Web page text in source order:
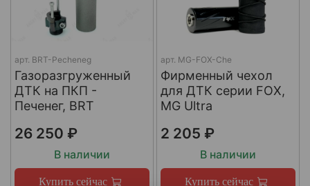
арт. BRT-Pecheneg
Газоразгруженный
ДТК на ПКП -
Печенег, BRT
26 250 ₽
В наличии
Купить сейчас
арт. MG-FOX-Che
Фирменный чехол
для ДТК серии FOX,
MG Ultra
2 205 ₽
В наличии
Купить сейчас